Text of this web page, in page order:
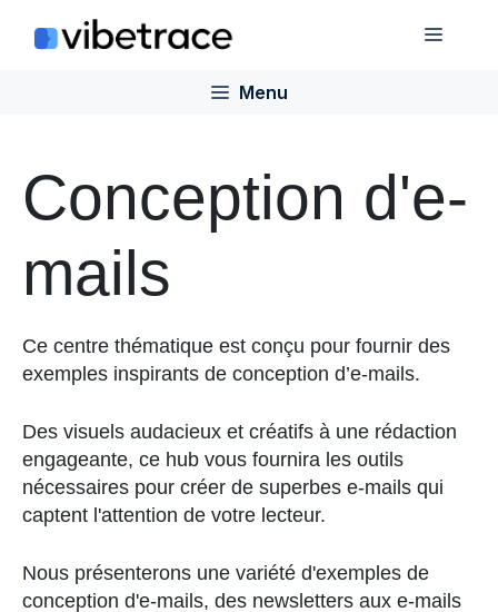
Menu
Menu
Conception d'e-
mails
Ce centre thématique est conçu pour fournir des
exemples inspirants de conception d’e-mails.
Des visuels audacieux et créatifs à une rédaction
engageante, ce hub vous fournira les outils
nécessaires pour créer de superbes e-mails qui
captent l'attention de votre lecteur.
Nous présenterons une variété d'exemples de
conception d'e-mails, des newsletters aux e-mails